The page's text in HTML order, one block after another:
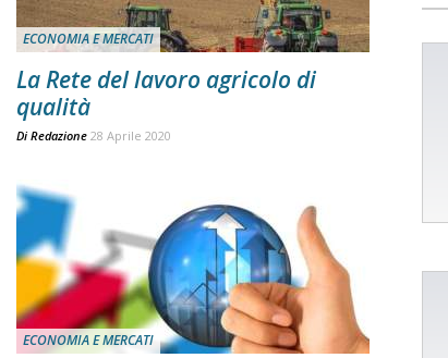
ECONOMIA E MERCATI
La Rete del lavoro agricolo di
qualità
Di Redazione 28 Aprile 2020
ECONOMIA E MERCATI